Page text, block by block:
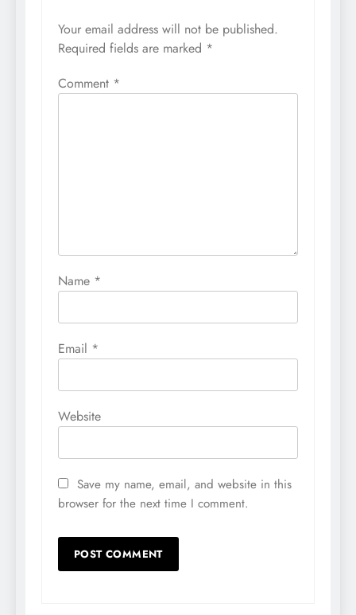
Your email address will not be published.
Required fields are marked *
Comment *
Name *
Email *
Website
Save my name, email, and website in this
browser for the next time I comment.